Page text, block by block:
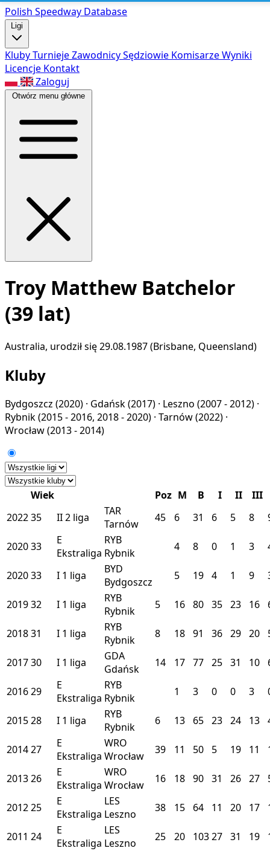
Polish Speedway Database
Ligi
KlubyTurniejeZawodnicySędziowie KomisarzeWyniki
Licencje Kontakt
Zaloguj
Otwórz menu główne
Troy Matthew Batchelor
(39 lat)
Australia, urodził się 29.08.1987 (Brisbane, Queensland)
Kluby
Bydgoszcz (2020) · Gdańsk(2017) · Leszno (2007 - 2012) ·
Rybnik(2015 - 2016, 2018 - 2020) · Tarnów(2022) ·
Wrocław(2013 - 2014)
Wiek Poz M B I II
III
202235 II2 liga
TAR
Tarnów
45 6 31 6 5 8
202033
E
Ekstraliga
RYB
Rybnik
4 8 0 1 3
202033 I 1 liga
BYD
Bydgoszcz
5 19 4 1 9
201932 I 1 liga
RYB
Rybnik
5 16 80 35 23 16
201831 I 1 liga
RYB
Rybnik
8 18 91 36 29 20
201730 I 1 liga
GDA
Gdańsk
14 17 77 25 31 10
201629
E
Ekstraliga
RYB
Rybnik
1 3 0 0 3
201528 I 1 liga
RYB
Rybnik
6 13 65 23 24 13
201427
E
Ekstraliga
WRO
Wrocław
39 11 50 5 19 11
201326
E
Ekstraliga
WRO
Wrocław
16 18 90 31 26 27
201225
E
Ekstraliga
LES
Leszno
38 15 64 11 20 17
2011 24
E
Ekstraliga
LES
Leszno
25 20 10327 31 19